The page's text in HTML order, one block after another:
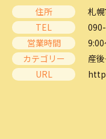
住所
札
TEL
営業時間
カテゴリー
産
URL